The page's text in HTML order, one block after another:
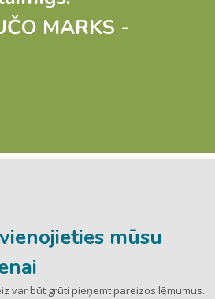
MARKS -
mūsu
var būt grūti pieņemt pareizos lēmumus.